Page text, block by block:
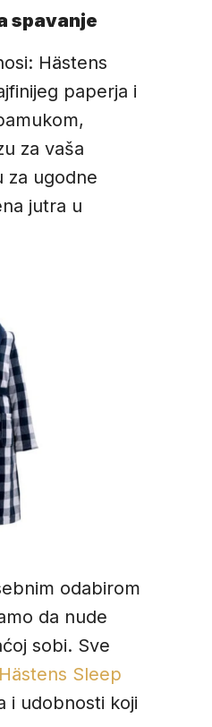
spavanje
Hästens
paperja i
za vaša
za ugodne
jutra u
odabirom
da nude
sobi. Sve
Hästens Sleep
i udobnosti koji